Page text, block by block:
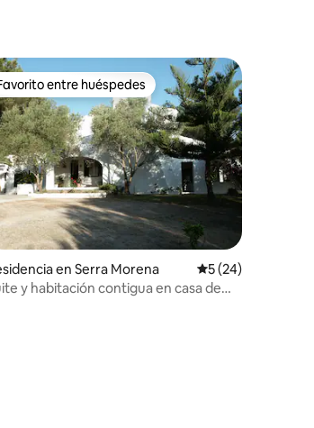
4.96 de 5; 53 evaluaciones
entre huéspedes
entre huéspedes
en Serra Morena Calificación
5 (24)
y habitación contigua en casa de